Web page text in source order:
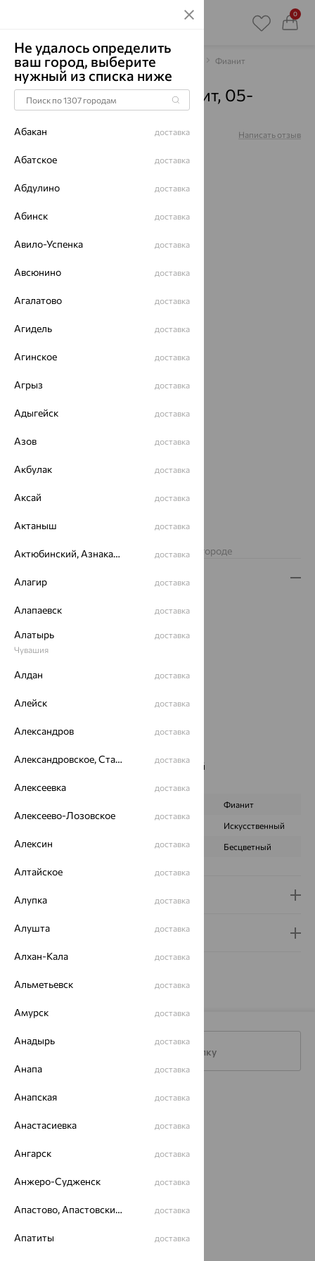
0
Главная Каталог Браслеты декоративные Фианит
Браслет, серебро, фианит, 05-
5722/00БТ-00
Артикул: Написать отзыв
5 002
Изделие недоступно для заказа в вашем городе
Описание
Вид изделия:
Металл:Серебро
Проба:925
Страна происхождения:
Коллекции:
Вес металла:
Наименование цвета вставки:
Бесцветный
Характеристика вставки:
Фианит
Искусственный
ЦВЕТ Бесцветный Бесцветный
Доставка и оплата
Гарантия и возврат
Подписаться на рассылку
Каталог
Акции
Магазины
Покупателям
О нас
Не удалось определить
ваш город, выберите
нужный из списка ниже
Абакан доставка
Абатское доставка
Абдулино доставка
Абинск доставка
Авило-Успенка доставка
Авсюнино доставка
Агалатово доставка
Агидель доставка
Агинское доставка
Агрыз доставка
Адыгейск доставка
Азов доставка
Акбулак доставка
Аксай доставка
Актаныш доставка
Актюбинский, Азнакаевский район доставка
Алагир доставка
Алапаевск доставка
Алатырь
Чувашия
доставка
Алдан доставка
Алейск доставка
Александров доставка
Александровское, Ставропольский край доставка
Алексеевка доставка
Алексеево-Лозовское доставка
Алексин доставка
Алтайское доставка
Алупка доставка
Алушта доставка
Алхан-Кала доставка
Альметьевск доставка
Амурск доставка
Анадырь доставка
Анапа доставка
Анапская доставка
Анастасиевка доставка
Ангарск доставка
Анжеро-Судженск доставка
Апастово, Апастовский район доставка
Апатиты доставка